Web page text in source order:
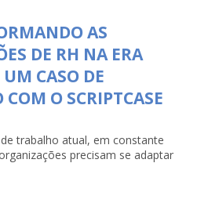
AS
DE RH NA ERA
CASO DE
COM O SCRIPTCASE
trabalho atual, em constante
precisam se adaptar